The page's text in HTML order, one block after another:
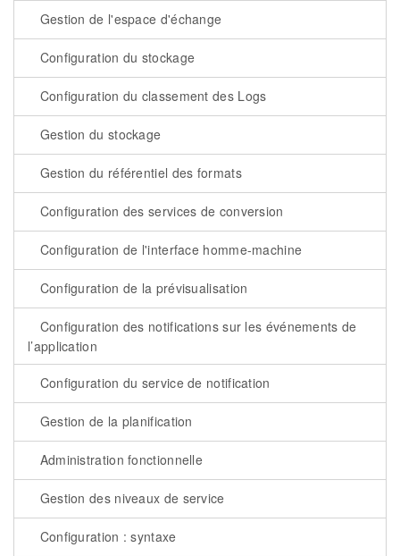
Gestion de l'espace d'échange
Configuration du stockage
Configuration du classement des Logs
Gestion du stockage
Gestion du référentiel des formats
Configuration des services de conversion
Configuration de l'interface homme-machine
Configuration de la prévisualisation
Configuration des notifications sur les événements de
l’application
Configuration du service de notification
Gestion de la planification
Administration fonctionnelle
Gestion des niveaux de service
Configuration : syntaxe